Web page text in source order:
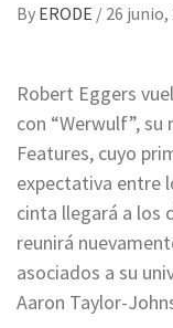
By ERODE / 26 junio,
Robert Eggers
con “Werwulf”, su
Features, cuyo
expectativa entre
cinta llegará a los
reunirá
asociados a su
Aaron Taylor-